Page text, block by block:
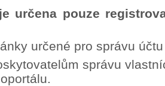
určena pouze
určené pro správu
správu